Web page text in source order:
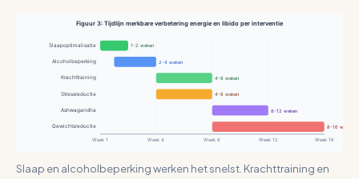
Figuur 3: Tijdlijn merkbare verbetering energie en libido per interventie
Slaapoptimalisatie
Alcoholbeperking
Krachttraining
Stressreductie
Ashwagandha
Gewichtsreductie
Week 1 Week 4 Week 8 Week 12 Week 16
1-2 weken
2-4 weken
4-8 weken
4-8 weken
8-12 weken
8-16 weken
Slaap en alcoholbeperking werken het snelst. Krachttraining en